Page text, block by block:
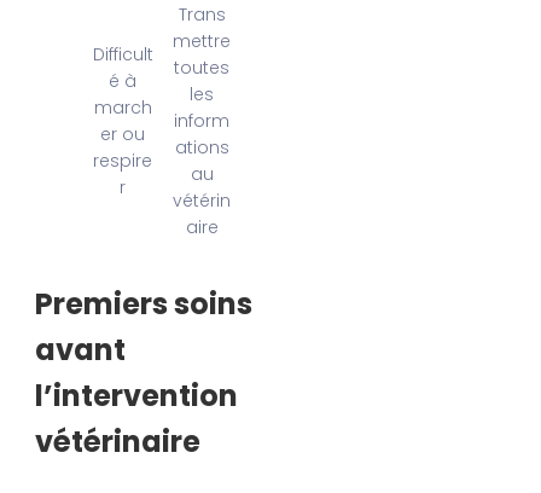
Difficult
é à
march
er ou
respire
r
Trans
mettre
toutes
les
inform
ations
au
vétérin
aire
Premiers soins
avant
l’intervention
vétérinaire